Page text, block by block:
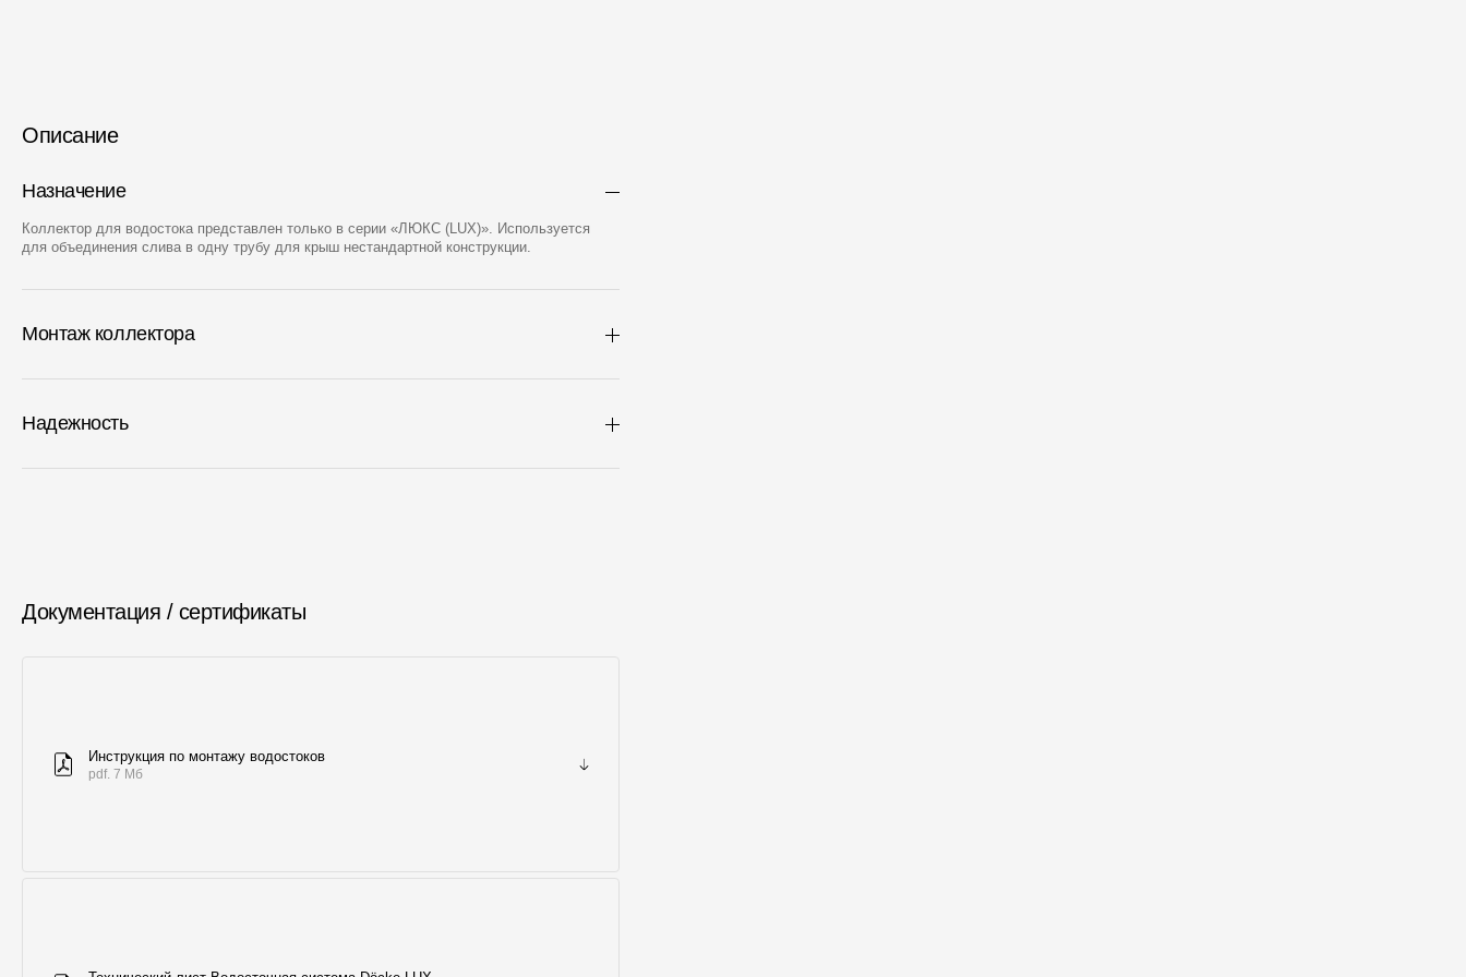
Описание
Назначение
Коллектор для водостока представлен только в серии «ЛЮКС (LUX)». Используется
для объединения слива в одну трубу для крыш нестандартной конструкции.
Монтаж коллектора
Надежность
Документация / сертификаты
Инструкция по монтажу водостоков
pdf. 7 Мб